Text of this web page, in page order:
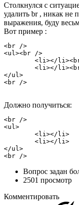
Столкнулся с
удалить br , никак не
выражения, буду
Вот пример :
<br />
<ul><br />
</ul>
<br />
Должно получиться:
<br />
<ul>
</ul>
<br />
Вопрос задан
2501 просмотр
Комментировать